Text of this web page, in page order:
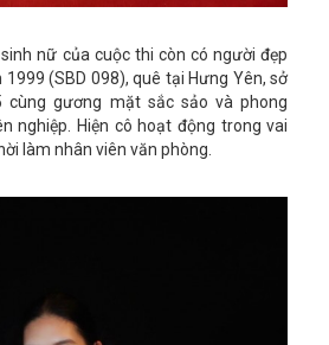
nữ của cuộc thi còn có người đẹp
(SBD 098), quê tại Hưng Yên, sở
cùng gương mặt sắc sảo và phong
nghiệp. Hiện cô hoạt động trong vai
làm nhân viên văn phòng.